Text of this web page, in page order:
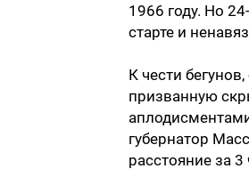
1966 году. Но
старте и
К чести
призванную
губернатор
расстояние за 3